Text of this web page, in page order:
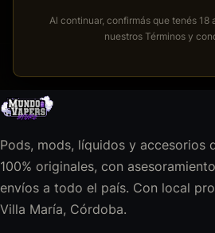
Al continuar, confirmás que tenés 18
nuestros Términos y
Pods, mods, líquidos y accesorios
100% originales, con
envíos a todo el país. Con local
Villa María, Córdoba.